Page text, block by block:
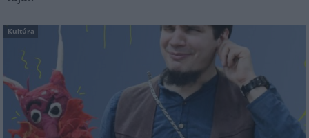
Kultúra